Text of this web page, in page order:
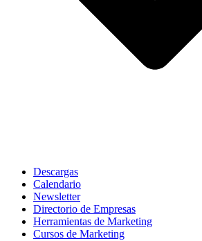
Descargas
Calendario
Newsletter
Directorio de Empresas
Herramientas de Marketing
Cursos de Marketing